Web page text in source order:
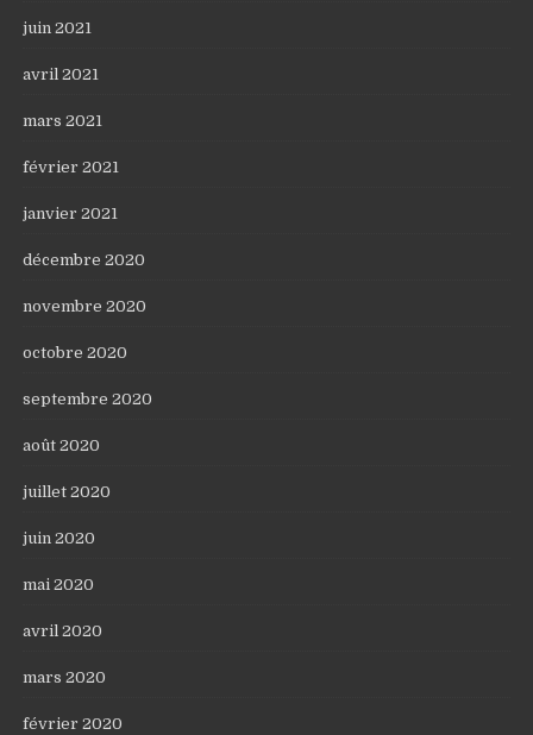
juin 2021
avril 2021
mars 2021
février 2021
janvier 2021
décembre 2020
novembre 2020
octobre 2020
septembre 2020
août 2020
juillet 2020
juin 2020
mai 2020
avril 2020
mars 2020
février 2020